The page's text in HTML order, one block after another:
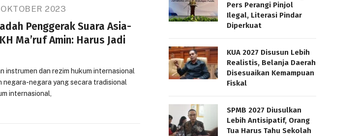
2023
Penggerak Suara Asia-
Ma’ruf Amin: Harus Jadi
instrumen dan rezim hukum internasional
negara-negara yang secara tradisional
internasional,
Pers Perangi Pinjol
Ilegal, Literasi Pindar
Diperkuat
KUA 2027 Disusun Lebih
Realistis, Belanja Daerah
Disesuaikan Kemampuan
Fiskal
SPMB 2027 Diusulkan
Lebih Antisipatif, Orang
Tua Harus Tahu Sekolah